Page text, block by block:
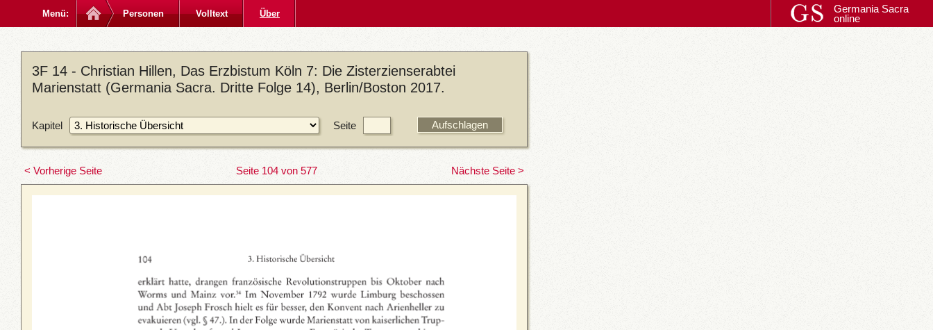
Menü: Personen Volltext Über
Germania Sacra
online
3F 14 - Christian Hillen, Das Erzbistum Köln 7: Die Zisterzienserabtei
Marienstatt (Germania Sacra. Dritte Folge 14), Berlin/Boston 2017.
Kapitel Seite
< Vorherige Seite Seite 104 von 577 Nächste Seite >